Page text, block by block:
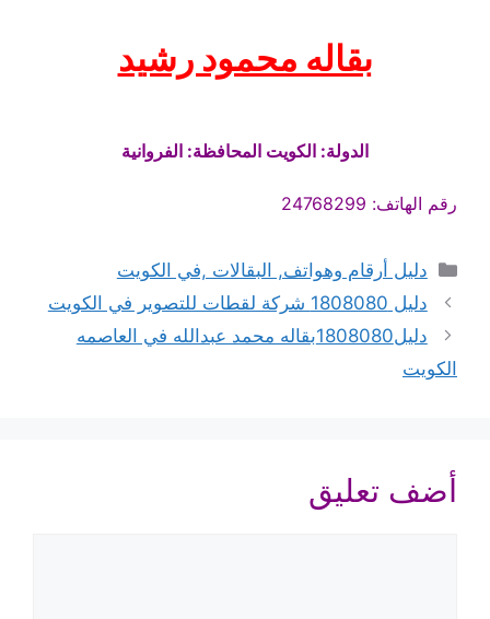
بقاله محمود رشيد
الدولة: الكويت المحافظة: الفروانية
رقم الهاتف: 24768299
التصنيفات
دليل أرقام وهواتف, البقالات ,في الكويت
دليل 1808080 شركة لقطات للتصوير في الكويت
دليل1808080بقاله محمد عبدالله في العاصمه
الكويت
أضف تعليق